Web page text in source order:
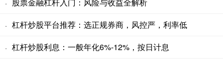
· 股票金融杠杆入门：风险与收益全解析
· 杠杆炒股平台推荐：选正规券商，风控严，利率低
· 杠杆炒股利息：一般年化6%-12%，按日计息